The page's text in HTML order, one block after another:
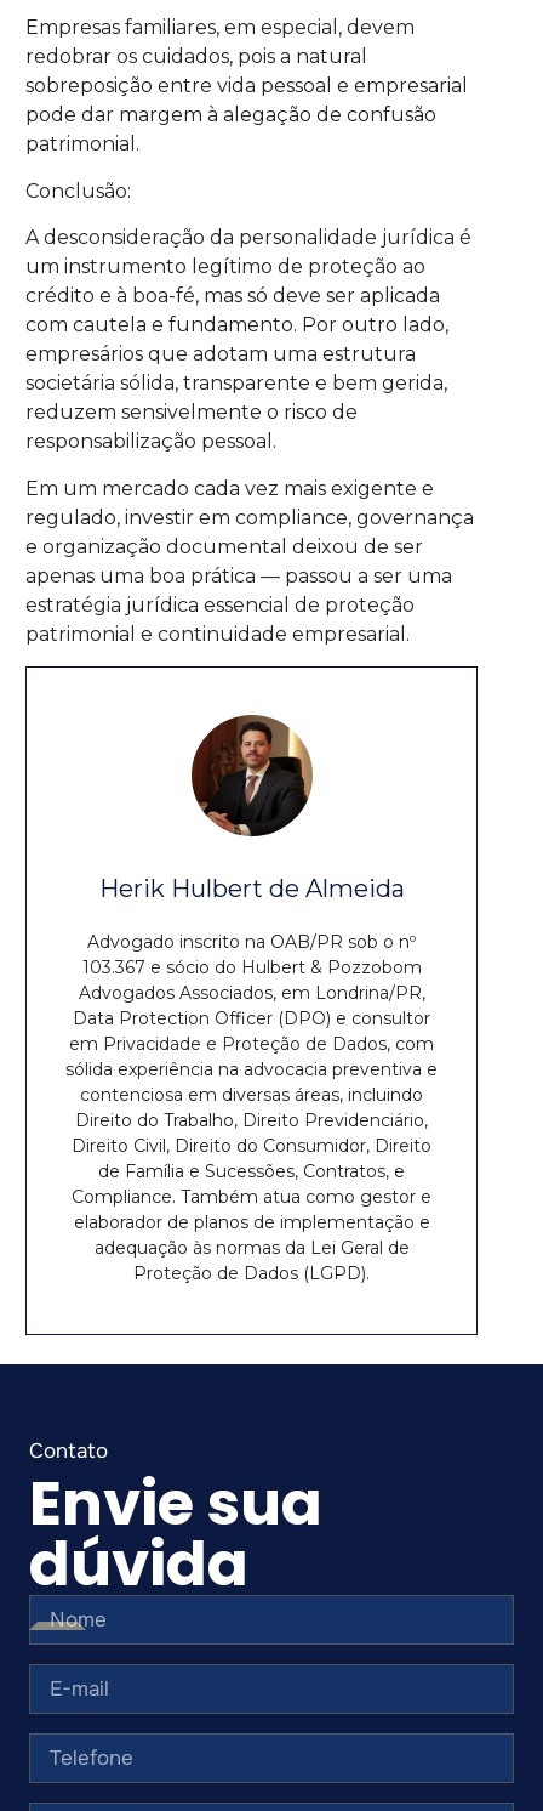
Empresas familiares, em especial, devem
redobrar os cuidados, pois a natural
sobreposição entre vida pessoal e empresarial
pode dar margem à alegação de confusão
patrimonial.
Conclusão:
A desconsideração da personalidade jurídica é
um instrumento legítimo de proteção ao
crédito e à boa-fé, mas só deve ser aplicada
com cautela e fundamento. Por outro lado,
empresários que adotam uma estrutura
societária sólida, transparente e bem gerida,
reduzem sensivelmente o risco de
responsabilização pessoal.
Em um mercado cada vez mais exigente e
regulado, investir em compliance, governança
e organização documental deixou de ser
apenas uma boa prática — passou a ser uma
estratégia jurídica essencial de proteção
patrimonial e continuidade empresarial.
Herik Hulbert de Almeida
Advogado inscrito na OAB/PR sob o nº
103.367 e sócio do Hulbert & Pozzobom
Advogados Associados, em Londrina/PR,
Data Protection Officer (DPO) e consultor
em Privacidade e Proteção de Dados, com
sólida experiência na advocacia preventiva e
contenciosa em diversas áreas, incluindo
Direito do Trabalho, Direito Previdenciário,
Direito Civil, Direito do Consumidor, Direito
de Família e Sucessões, Contratos, e
Compliance. Também atua como gestor e
elaborador de planos de implementação e
adequação às normas da Lei Geral de
Proteção de Dados (LGPD).
Envie sua
dúvida